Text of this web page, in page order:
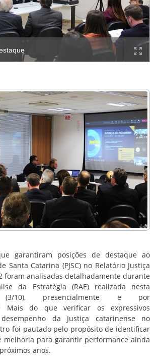
garantiram posições de destaque ao
Santa Catarina (PJSC) no Relatório Justiça
foram analisadas detalhadamente durante
da Estratégia (RAE) realizada nesta
(3/10), presencialmente e por
Mais do que verificar os expressivos
da Justiça catarinense no
foi pautado pelo propósito de identificar
melhoria para garantir performance ainda
anos.